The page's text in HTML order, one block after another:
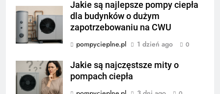
Jakie są najlepsze pompy ciepła
dla budynków o dużym
zapotrzebowaniu na CWU
pompycieplne.pl
1 dzień ago 0
Jakie są najczęstsze mity o
pompach ciepła